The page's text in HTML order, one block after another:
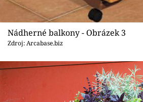
Nádherné balkony - Obrázek 3
Zdroj: Arcabase.biz